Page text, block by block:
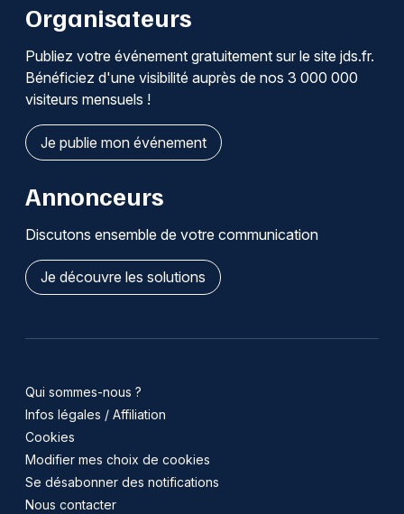
Organisateurs
Publiez votre événement gratuitement sur le site jds.fr.
Bénéficiez d'une visibilité auprès de nos 3 000 000
visiteurs mensuels !
Je publie mon événement
Annonceurs
Discutons ensemble de votre communication
Je découvre les solutions
Qui sommes-nous ?
Infos légales / Affiliation
Cookies
Modifier mes choix de cookies
Se désabonner des notifications
Nous contacter